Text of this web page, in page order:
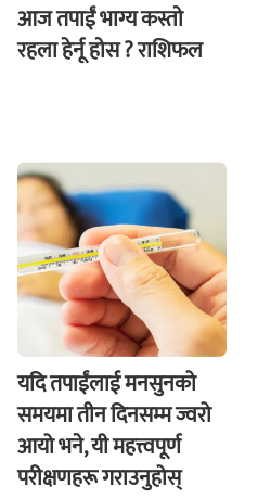
आज तपाईं भाग्य कस्ताे
रहला हेर्नू हाेस ? राशिफल
यदि तपाईंलाई मनसुनको
समयमा तीन दिनसम्म ज्वरो
आयो भने, यी महत्त्वपूर्ण
परीक्षणहरू गराउनुहोस्